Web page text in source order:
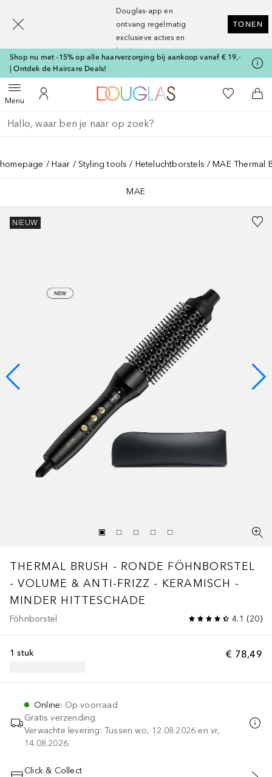
Douglas-app en
ontvang regelmatig
exclusieve acties en
kortingen
TONEN
Shop nu met -15% op alle haarverzorging bij aankoop vanaf € 19,-
| Ontdek de Haircare Deals!
MenuOpen menuNaar Mijn Account
Naar Douglas Home
Naar Mijn
Ga terug
Zoekopdracht uitvoeren
homepage Haar Styling tools Heteluchtborstels MAE Thermal
MAE
NIEUW
THERMAL BRUSH - RONDE FÖHNBORSTEL
- VOLUME & ANTI-FRIZZ - KERAMISCH -
MINDER HITTESCHADE
Föhnborstel 4.1 (20)
€ 78,49
1 stuk
Online: Op voorraad
Gratis verzending
Verwachte levering: Tussen wo, 12.08.2026 en vr,
14.08.2026.
Click & Collect
[navigation.slideout.screenreader]